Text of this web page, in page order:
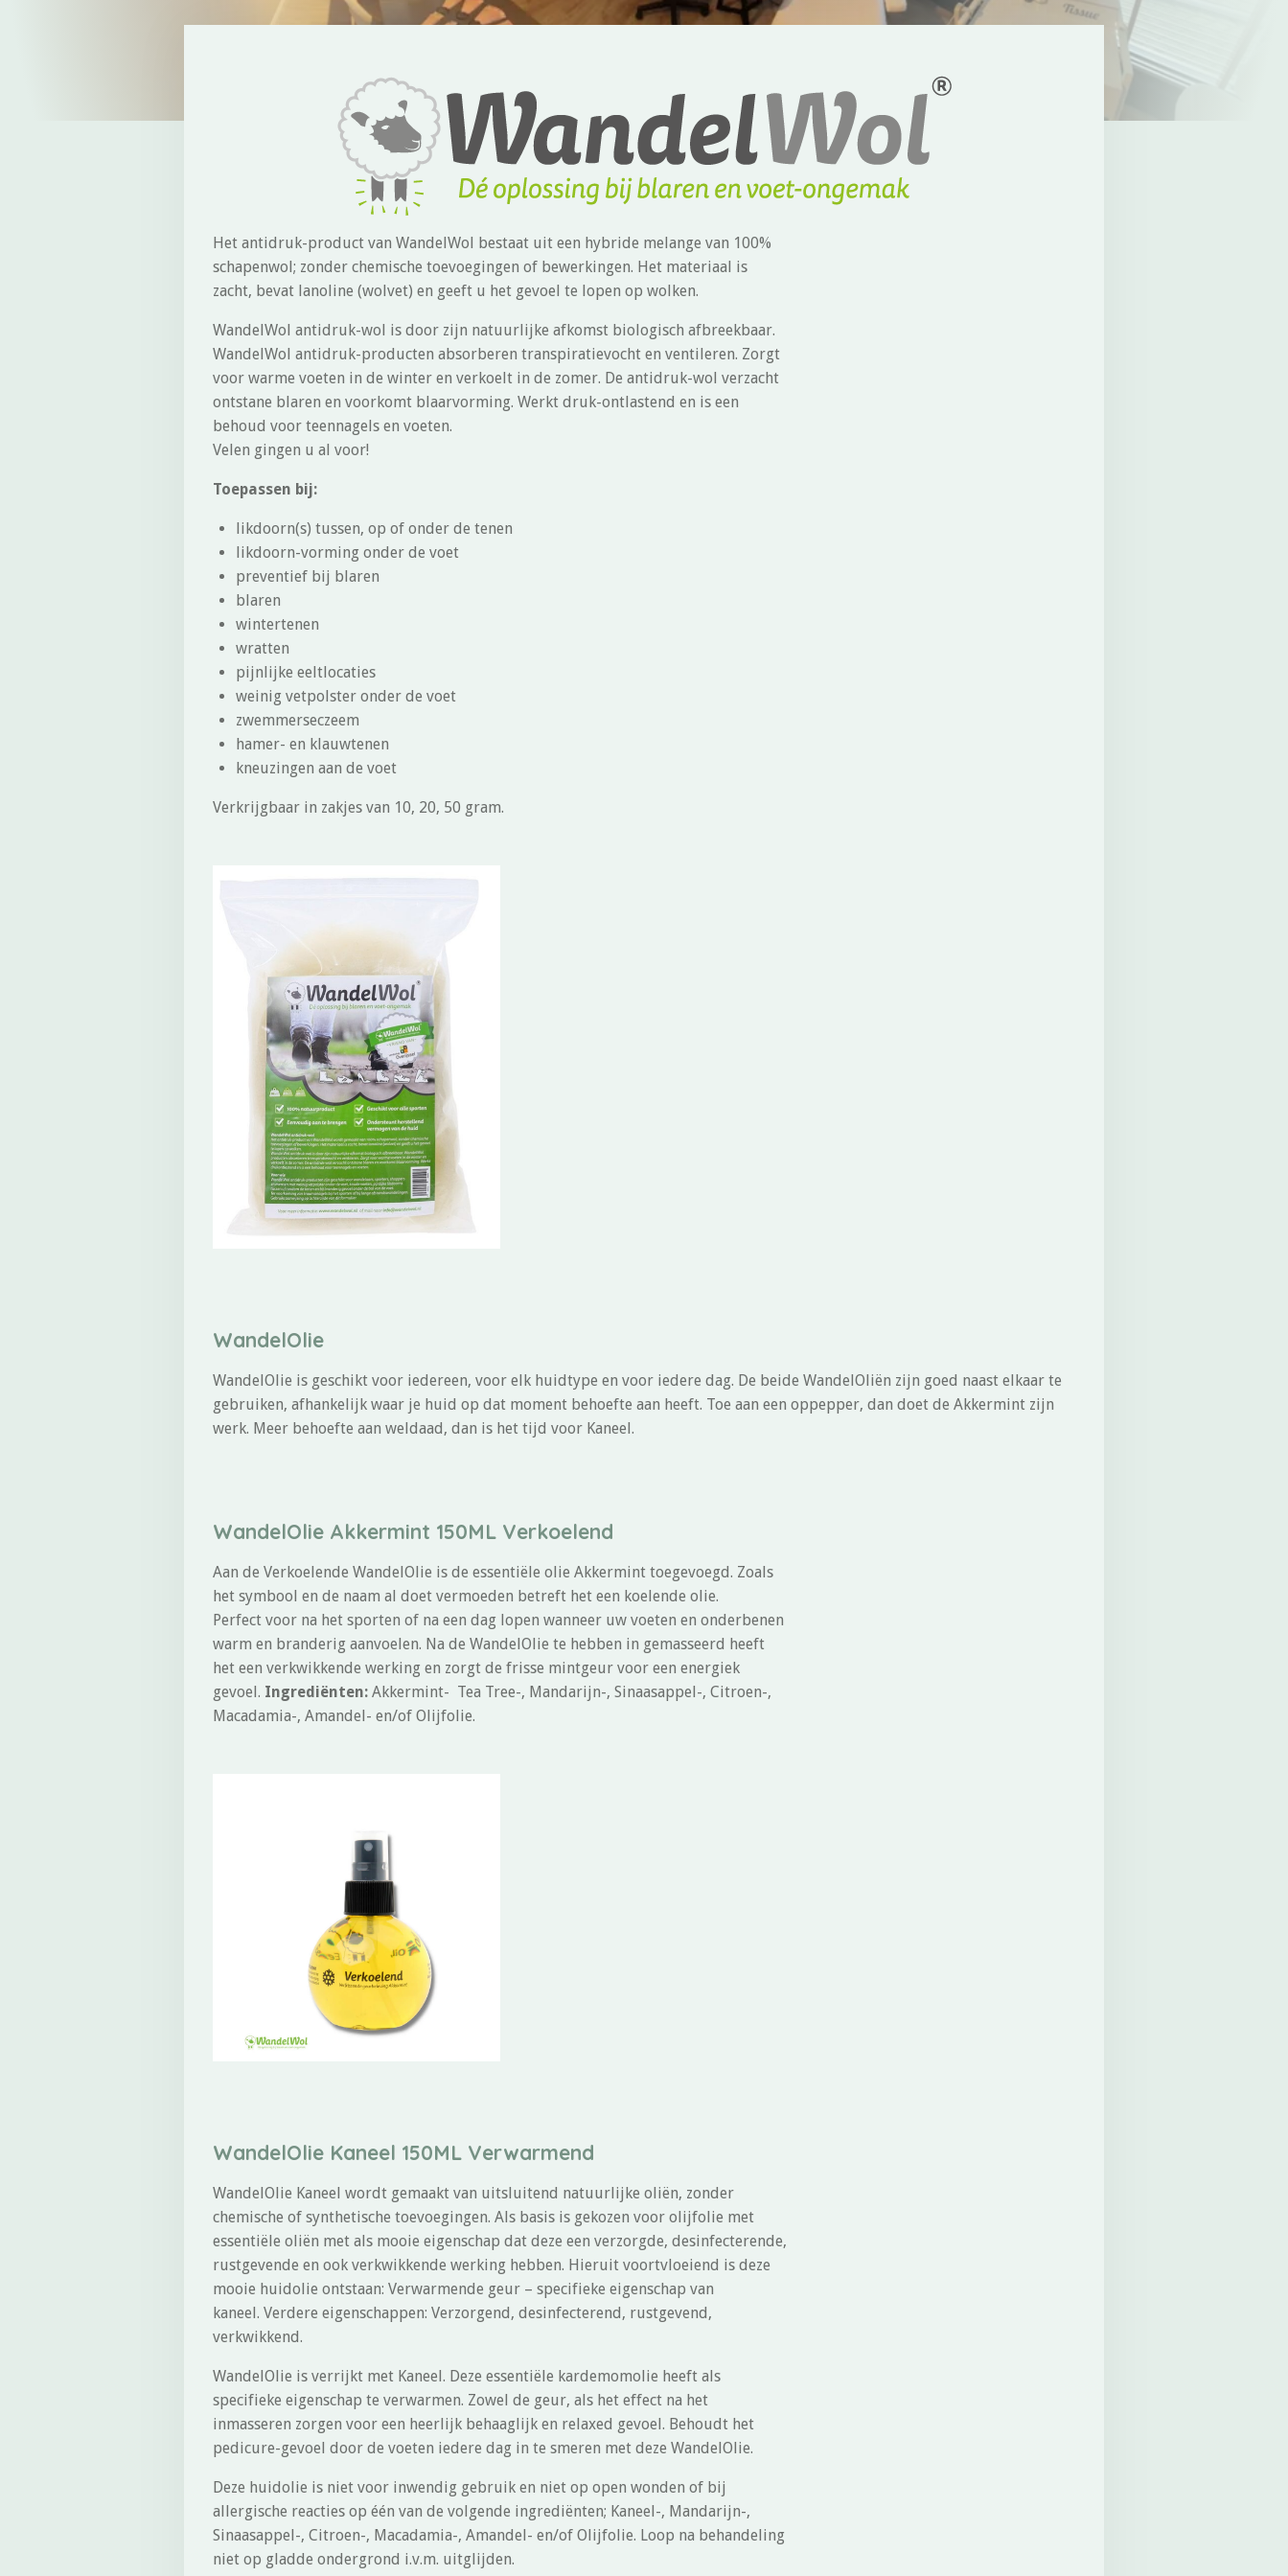
Het antidruk-product van WandelWol bestaat uit een hybride melange van 100%
schapenwol; zonder chemische toevoegingen of bewerkingen. Het materiaal is
zacht, bevat lanoline (wolvet) en geeft u het gevoel te lopen op wolken.
WandelWol antidruk-wol is door zijn natuurlijke afkomst biologisch afbreekbaar.
WandelWol antidruk-producten absorberen transpiratievocht en ventileren. Zorgt
voor warme voeten in de winter en verkoelt in de zomer. De antidruk-wol verzacht
ontstane blaren en voorkomt blaarvorming. Werkt druk-ontlastend en is een
behoud voor teennagels en voeten.
Velen gingen u al voor!
Toepassen bij:
likdoorn(s) tussen, op of onder de tenen
likdoorn-vorming onder de voet
preventief bij blaren
blaren
wintertenen
wratten
pijnlijke eeltlocaties
weinig vetpolster onder de voet
zwemmerseczeem
hamer- en klauwtenen
kneuzingen aan de voet
Verkrijgbaar in zakjes van 10, 20, 50 gram.
WandelOlie
WandelOlie is geschikt voor iedereen, voor elk huidtype en voor iedere dag. De beide WandelOliën zijn goed naast elkaar te
gebruiken, afhankelijk waar je huid op dat moment behoefte aan heeft. Toe aan een oppepper, dan doet de Akkermint zijn
werk. Meer behoefte aan weldaad, dan is het tijd voor Kaneel.
WandelOlie Akkermint 150ML Verkoelend
Aan de Verkoelende WandelOlie is de essentiële olie Akkermint toegevoegd. Zoals
het symbool en de naam al doet vermoeden betreft het een koelende olie.
Perfect voor na het sporten of na een dag lopen wanneer uw voeten en onderbenen
warm en branderig aanvoelen. Na de WandelOlie te hebben in gemasseerd heeft
het een verkwikkende werking en zorgt de frisse mintgeur voor een energiek
gevoel. Ingrediënten: Akkermint- Tea Tree-, Mandarijn-, Sinaasappel-, Citroen-,
Macadamia-, Amandel- en/of Olijfolie.
WandelOlie Kaneel 150ML Verwarmend
WandelOlie Kaneel wordt gemaakt van uitsluitend natuurlijke oliën, zonder
chemische of synthetische toevoegingen. Als basis is gekozen voor olijfolie met
essentiële oliën met als mooie eigenschap dat deze een verzorgde, desinfecterende,
rustgevende en ook verkwikkende werking hebben. Hieruit voortvloeiend is deze
mooie huidolie ontstaan: Verwarmende geur – specifieke eigenschap van
kaneel. Verdere eigenschappen: Verzorgend, desinfecterend, rustgevend,
verkwikkend.
WandelOlie is verrijkt met Kaneel. Deze essentiële kardemomolie heeft als
specifieke eigenschap te verwarmen. Zowel de geur, als het effect na het
inmasseren zorgen voor een heerlijk behaaglijk en relaxed gevoel. Behoudt het
pedicure-gevoel door de voeten iedere dag in te smeren met deze WandelOlie.
Deze huidolie is niet voor inwendig gebruik en niet op open wonden of bij
allergische reacties op één van de volgende ingrediënten; Kaneel-, Mandarijn-,
Sinaasappel-, Citroen-, Macadamia-, Amandel- en/of Olijfolie. Loop na behandeling
niet op gladde ondergrond i.v.m. uitglijden.